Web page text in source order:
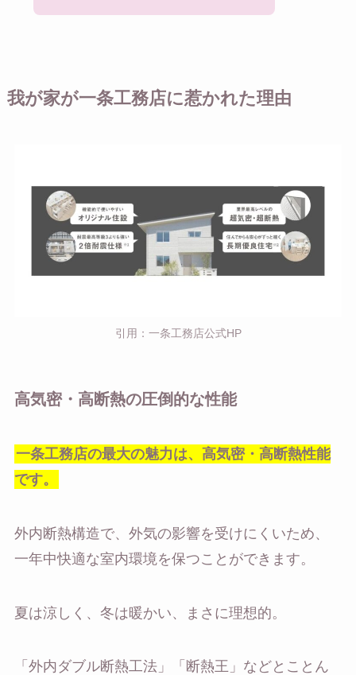
我が家が一条工務店に惹かれた理由
引用：一条工務店公式HP
高気密・高断熱の圧倒的な性能
一条工務店の最大の魅力は、高気密・高断熱性能
です。
外内断熱構造で、外気の影響を受けにくいため、
一年中快適な室内環境を保つことができます。
夏は涼しく、冬は暖かい、まさに理想的。
「外内ダブル断熱工法」「断熱王」などとことん